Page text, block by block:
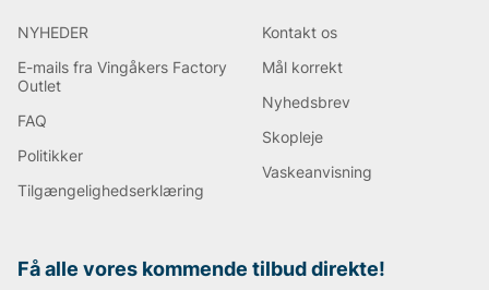
NYHEDER
E-mails fra Vingåkers Factory
Outlet
FAQ
Politikker
Tilgængelighedserklæring
Kontakt os
Mål korrekt
Nyhedsbrev
Skopleje
Vaskeanvisning
Få alle vores kommende tilbud direkte!